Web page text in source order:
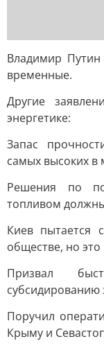
Владимир Путин
временные.
Другие
энергетике:
Запас
самых высоких в
Решения по
топливом
Киев пытается
обществе, но
Призвал
субсидированию
Поручил
Крыму и